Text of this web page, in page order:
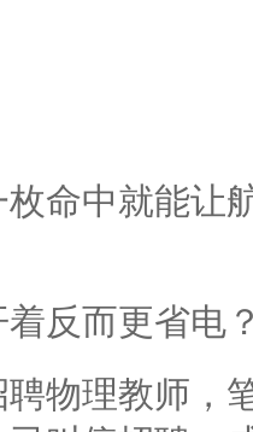
命中就能让
着反而更省电
物理教师，